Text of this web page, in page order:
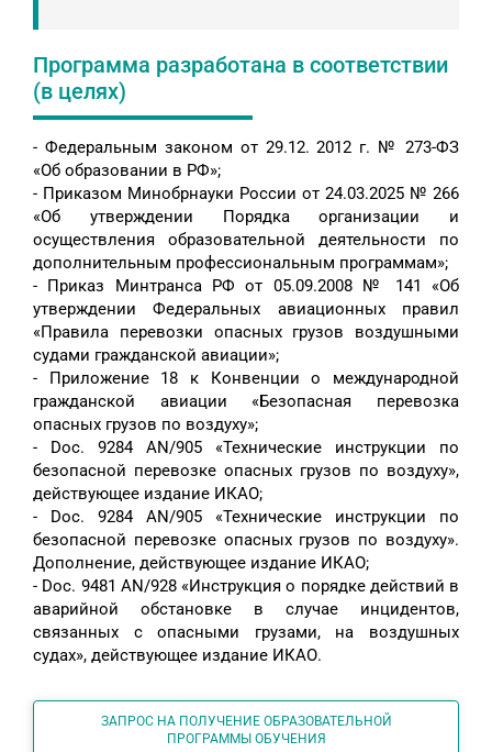
Программа разработана в соответствии
(в целях)
- Федеральным законом от 29.12. 2012 г. № 273-ФЗ
«Об образовании в РФ»;
- Приказом Минобрнауки России от 24.03.2025 № 266
«Об утверждении Порядка организации и
осуществления образовательной деятельности по
дополнительным профессиональным программам»;
- Приказ Минтранса РФ от 05.09.2008 № 141 «Об
утверждении Федеральных авиационных правил
«Правила перевозки опасных грузов воздушными
судами гражданской авиации»;
- Приложение 18 к Конвенции о международной
гражданской авиации «Безопасная перевозка
опасных грузов по воздуху»;
- Doc. 9284 AN/905 «Технические инструкции по
безопасной перевозке опасных грузов по воздуху»,
действующее издание ИКАО;
- Doc. 9284 AN/905 «Технические инструкции по
безопасной перевозке опасных грузов по воздуху».
Дополнение, действующее издание ИКАО;
- Doc. 9481 AN/928 «Инструкция о порядке действий в
аварийной обстановке в случае инцидентов,
связанных с опасными грузами, на воздушных
судах», действующее издание ИКАО.
ЗАПРОС НА ПОЛУЧЕНИЕ ОБРАЗОВАТЕЛЬНОЙ
ПРОГРАММЫ ОБУЧЕНИЯ